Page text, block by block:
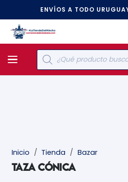
ENVÍOS A TODO
Búsqueda
de
productos
Inicio / Tienda / Bazar
TAZA CÓNICA